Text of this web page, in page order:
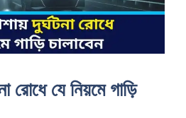
রোধে যে নিয়মে গাড়ি